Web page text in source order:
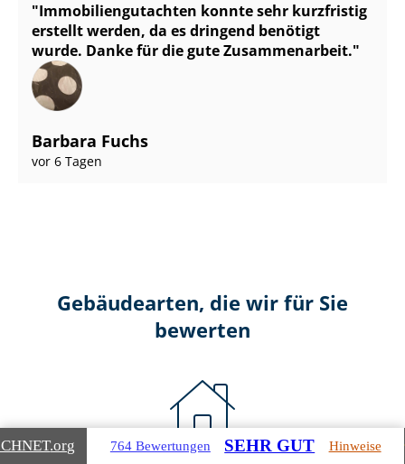
Im­mo­bi­li­en­gut­ach­ten konnte sehr kurzfristig
erstellt werden, da es dringend benötigt
wurde. Danke für die gute Zusammenarbeit.
Barbara Fuchs
vor 6 Tagen
Gebäudearten, die wir für Sie
bewerten
.org 764 Bewertungen SEHR GUT Hinweise